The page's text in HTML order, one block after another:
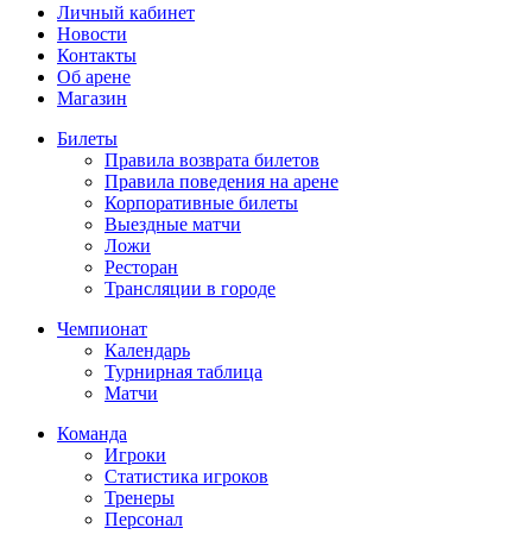
Личный кабинет
Новости
Контакты
Об арене
Магазин
Билеты
Правила возврата билетов
Правила поведения на арене
Корпоративные билеты
Выездные матчи
Ложи
Ресторан
Трансляции в городе
Чемпионат
Календарь
Турнирная таблица
Матчи
Команда
Игроки
Статистика игроков
Тренеры
Персонал